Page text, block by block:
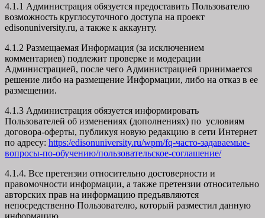
4.1.1 Администрация обязуется предоставить Пользователю
возможность круглосуточного доступа на проект
edisonuniversity.ru, а также к аккаунту.
4.1.2 Размещаемая Информация (за исключением
комментариев) подлежит проверке и модерации
Администрацией, после чего Администрацией принимается
решение либо на размещение Информации, либо на отказ в ее
размещении.
4.1.3 Администрация обязуется информировать
Пользователей об изменениях (дополнениях) по условиям
договора-оферты, публикуя новую редакцию в сети Интернет
по адресу: https:/edisonuniversity.ru/wpm/fq-часто-задаваемые-
вопросы-по-обучению/пользовательское-соглашение/
4.1.4. Все претензии относительно достоверности и
правомочности информации, а также претензии относительно
авторских прав на информацию предъявляются
непосредственно Пользователю, который разместил данную
информацию.